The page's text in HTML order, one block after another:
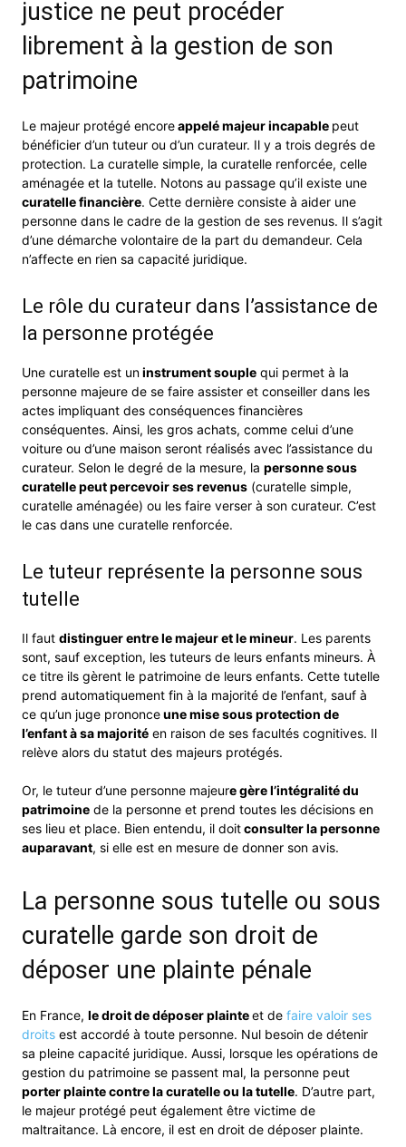
justice ne peut procéder
librement à la gestion de son
patrimoine
Le majeur protégé encoreappelé majeur incapable peut
bénéficier d’un tuteur ou d’un curateur. Il y a trois degrés de
protection. La curatelle simple, la curatelle renforcée, celle
aménagée et la tutelle. Notons au passage qu’il existe une
curatelle financière. Cette dernière consiste à aider une
personne dans le cadre de la gestion de ses revenus. Il s’agit
d’une démarche volontaire de la part du demandeur. Cela
n’affecte en rien sa capacité juridique.
Le rôle du curateur dans l’assistance de
la personne protégée
Une curatelle est uninstrument souple qui permet à la
personne majeure de se faire assister et conseiller dans les
actes impliquant des conséquences financières
conséquentes. Ainsi, les gros achats, comme celui d’une
voiture ou d’une maison seront réalisés avec l’assistance du
curateur. Selon le degré de la mesure, la personne sous
curatelle peut percevoir ses revenus (curatelle simple,
curatelle aménagée) ou les faire verser à son curateur. C’est
le cas dans une curatelle renforcée.
Le tuteur représente la personne sous
tutelle
Il faut distinguer entre le majeur et le mineur. Les parents
sont, sauf exception, les tuteurs de leurs enfants mineurs. À
ce titre ils gèrent le patrimoine de leurs enfants. Cette tutelle
prend automatiquement fin à la majorité de l’enfant, sauf à
ce qu’un juge prononceune mise sous protection de
l’enfant à sa majorité en raison de ses facultés cognitives. Il
relève alors du statut des majeurs protégés.
Or, le tuteur d’une personne majeure gère l’intégralité du
patrimoine de la personne et prend toutes les décisions en
ses lieu et place. Bien entendu, il doitconsulter la personne
auparavant, si elle est en mesure de donner son avis.
La personne sous tutelle ou sous
curatelle garde son droit de
déposer une plainte pénale
En France, le droit de déposer plainteet de faire valoir ses
droits est accordé à toute personne. Nul besoin de détenir
sa pleine capacité juridique. Aussi, lorsque les opérations de
gestion du patrimoine se passent mal, la personne peut
porter plainte contre la curatelle ou la tutelle. D’autre part,
le majeur protégé peut également être victime de
maltraitance. Là encore, il est en droit de déposer plainte.